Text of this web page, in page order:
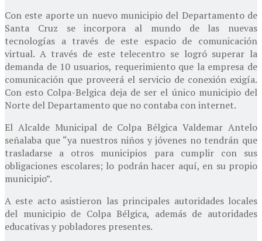
Con este aporte un nuevo municipio del Departamento de
Santa Cruz se incorpora al mundo de las nuevas
tecnologías a través de este espacio de comunicación
virtual. A través de este telecentro se logró superar la
demanda de 10 usuarios, requerimiento que la empresa de
comunicación que proveerá el servicio de conexión exigía.
Con esto Colpa-Belgica deja de ser el único municipio del
Norte del Departamento que no contaba con internet.
El Alcalde Municipal de Colpa Bélgica Valdemar Antelo
señalaba que “ya nuestros niños y jóvenes no tendrán que
trasladarse a otros municipios para cumplir con sus
obligaciones escolares; lo podrán hacer aquí, en su propio
municipio”.
A este acto asistieron las principales autoridades locales
del municipio de Colpa Bélgica, además de autoridades
educativas y pobladores presentes.